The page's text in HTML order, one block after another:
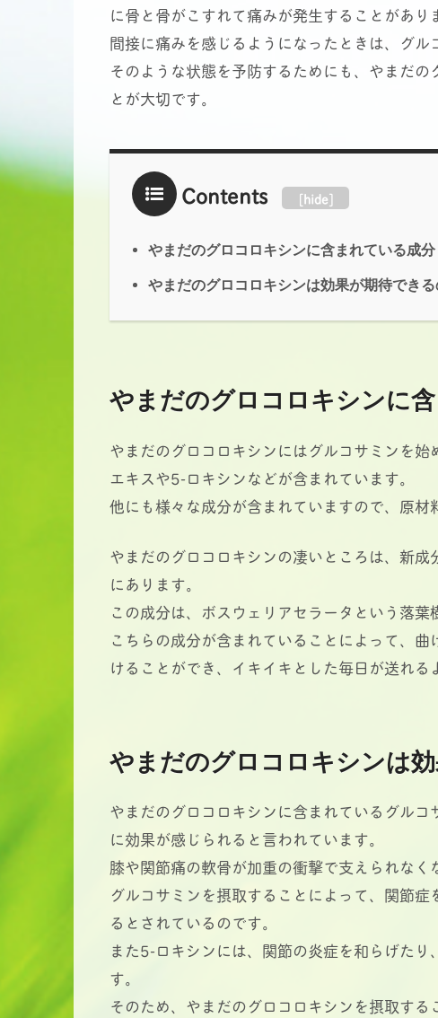
に骨と骨がこすれて痛みが発生することがあり
間接に痛みを感じるようになったときは、グル
そのような状態を予防するためにも、やまだ
とが大切です。
Contents [hide]
やまだのグロコロキシンに含まれている成分
やまだのグロコロキシンは効果が期待でき
やまだのグロコロキシンに
やまだのグロコロキシンにはグルコサミンを
エキスや5-ロキシンなどが含まれています。
他にも様々な成分が含まれていますので、原材
やまだのグロコロキシンの凄いところは、新
にあります。
この成分は、ボスウェリアセラータという落葉
こちらの成分が含まれていることによって、
けることができ、イキイキとした毎日が送れる
やまだのグロコロキシンは
やまだのグロコロキシンに含まれているグル
に効果が感じられると言われています。
膝や関節痛の軟骨が加重の衝撃で支えられなく
グルコサミンを摂取することによって、関節
るとされているのです。
また5-ロキシンには、関節の炎症を和らげた
す。
そのため、やまだのグロコロキシンを摂取す